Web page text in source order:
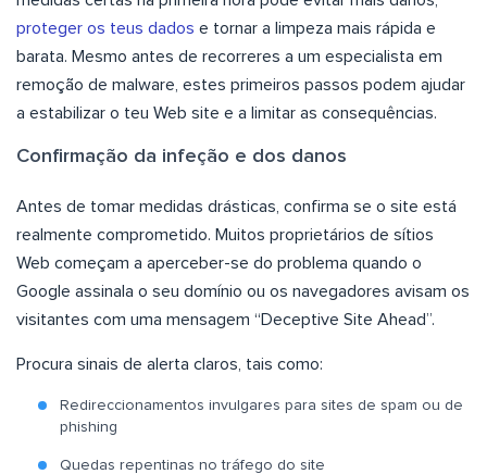
proteger os teus dados e tornar a limpeza mais rápida e
barata. Mesmo antes de recorreres a um especialista em
remoção de malware, estes primeiros passos podem ajudar
a estabilizar o teu Web site e a limitar as consequências.
Confirmação da infeção e dos danos
Antes de tomar medidas drásticas, confirma se o site está
realmente comprometido. Muitos proprietários de sítios
Web começam a aperceber-se do problema quando o
Google assinala o seu domínio ou os navegadores avisam os
visitantes com uma mensagem “Deceptive Site Ahead”.
Procura sinais de alerta claros, tais como:
Redireccionamentos invulgares para sites de spam ou de
phishing
Quedas repentinas no tráfego do site